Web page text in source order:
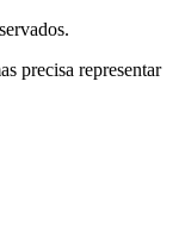
.
precisa representar